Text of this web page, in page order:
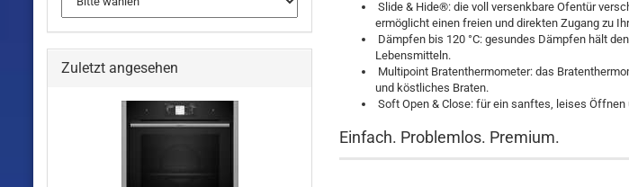
Slide & Hide®: die voll versenkbare Ofentür
ermöglicht einen freien und direkten Zugang zu
Dämpfen bis 120 °C: gesundes Dämpfen hält
Lebensmitteln.
Multipoint Bratenthermometer: das
und köstliches Braten.
Soft Open & Close: für ein sanftes, leises Öffnen
Einfach. Problemlos. Premium.
Zuletzt angesehen